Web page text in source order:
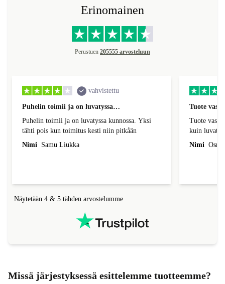
Erinomainen
Perustuen 205555 arvosteluun
vahvistettu
Puhelin toimii ja on luvatyssa…
Puhelin toimii ja on luvatyssa kunnossa. Yksi
tähti pois kun toimitus kesti niin pitkåän
Nimi
Samu Liukka
Tuote
Tuote
kuin
sujuvasti,
Nimi
Näytetään 4 & 5 tähden arvostelumme
Missä järjestyksessä esittelemme tuotteemme?